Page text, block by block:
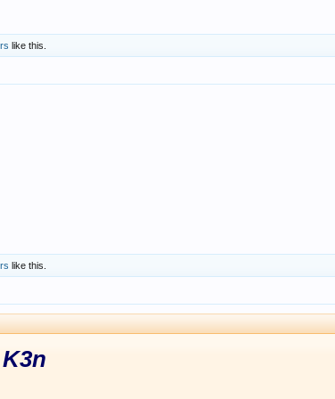
like this.
like this.